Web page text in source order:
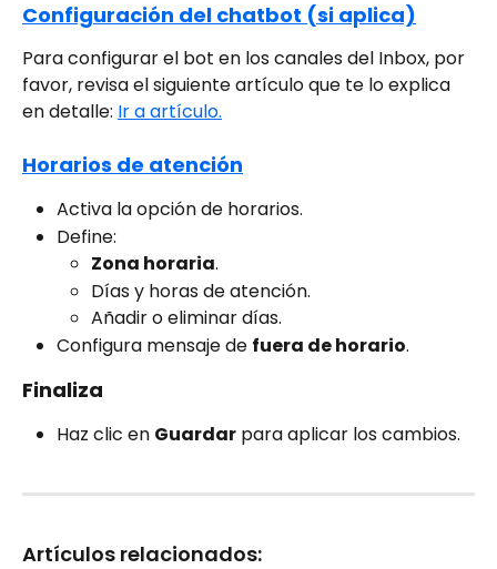
Configuración del chatbot (si aplica)
Para configurar el bot en los canales del Inbox, por
favor, revisa el siguiente artículo que te lo explica
en detalle: Ir a artículo.
Horarios de atención
Activa la opción de horarios.
Define:
Zona horaria.
Días y horas de atención.
Añadir o eliminar días.
Configura mensaje de fuera de horario.
Finaliza
Haz clic en Guardar para aplicar los cambios.
Artículos relacionados: